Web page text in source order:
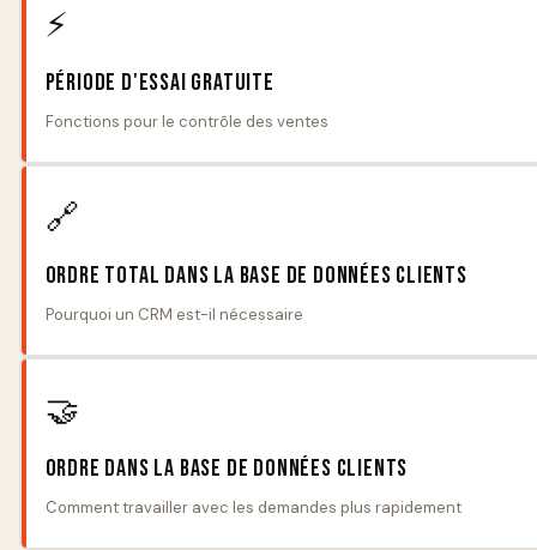
⚡
Période d'essai gratuite
Fonctions pour le contrôle des ventes
🔗
Ordre total dans la base de données clients
Pourquoi un CRM est-il nécessaire
🤝
Ordre dans la base de données clients
Comment travailler avec les demandes plus rapidement